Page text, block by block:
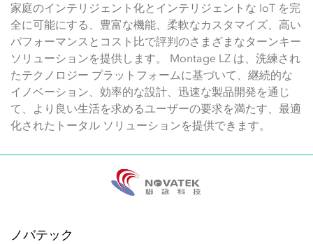
家庭のインテリジェント化とインテリジェントな IoT を完
全に可能にする、豊富な機能、柔軟なカスタマイズ、高い
パフォーマンスとコスト比で評判のさまざまなターンキー
ソリューションを提供します。 Montage LZ は、洗練され
たテクノロジー プラットフォームに基づいて、継続的な
イノベーション、効率的な設計、迅速な製品開発を通じ
て、より良い生活を求めるユーザーの要求を満たす、最適
化されたトータル ソリューションを提供できます。
ノバテック